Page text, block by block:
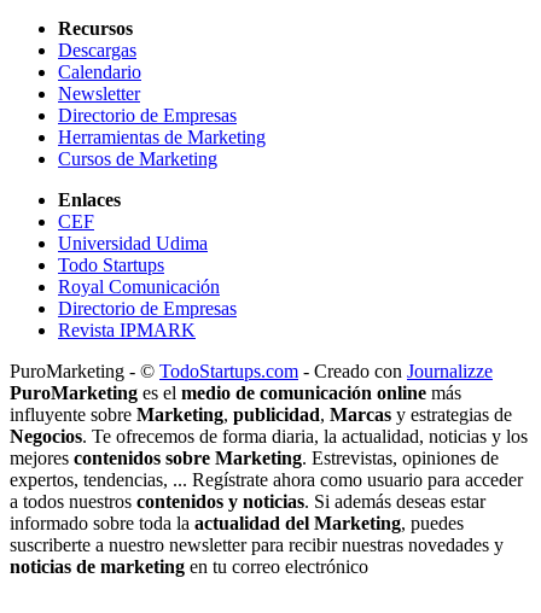
Recursos
Descargas
Calendario
Newsletter
Directorio de Empresas
Herramientas de Marketing
Cursos de Marketing
Enlaces
CEF
Universidad Udima
Todo Startups
Royal Comunicación
Directorio de Empresas
Revista IPMARK
PuroMarketing - © TodoStartups.com - Creado con Journalizze
PuroMarketing es el medio de comunicación online más
influyente sobre Marketing, publicidad, Marcas y estrategias de
Negocios. Te ofrecemos de forma diaria, la actualidad, noticias y los
mejores contenidos sobre Marketing. Estrevistas, opiniones de
expertos, tendencias, ... Regístrate ahora como usuario para acceder
a todos nuestros contenidos y noticias. Si además deseas estar
informado sobre toda la actualidad del Marketing, puedes
suscriberte a nuestro newsletter para recibir nuestras novedades y
noticias de marketing en tu correo electrónico